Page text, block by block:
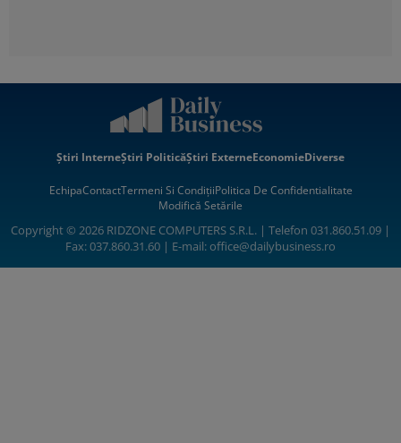
Știri InterneȘtiri PoliticăȘtiri ExterneEconomieDiverse
EchipaContactTermeni Si CondițiiPolitica De Confidentialitate
Modifică Setările
Copyright © 2026 RIDZONE COMPUTERS S.R.L. | Telefon 031.860.51.09 |
Fax: 037.860.31.60 | E-mail:office@dailybusiness.ro